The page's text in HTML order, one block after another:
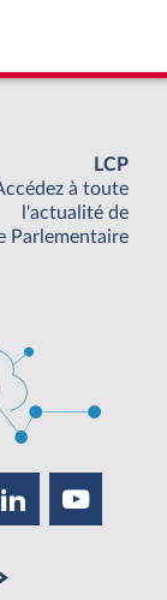
LCP
à toute
l'actualité de
Parlementaire